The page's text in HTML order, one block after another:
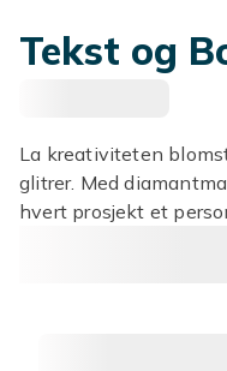
Tekst og
La kreativiteten
glitrer. Med
hvert prosjekt et